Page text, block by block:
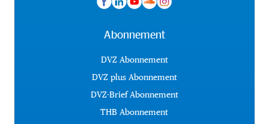
Abonnement
DVZ Abonnement
DVZ plus Abonnement
DVZ-Brief Abonnement
THB Abonnement